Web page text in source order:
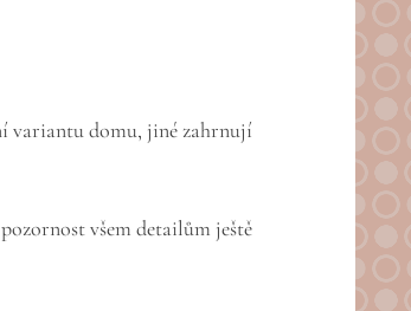
variantu domu, jiné zahrnují
všem detailům ještě